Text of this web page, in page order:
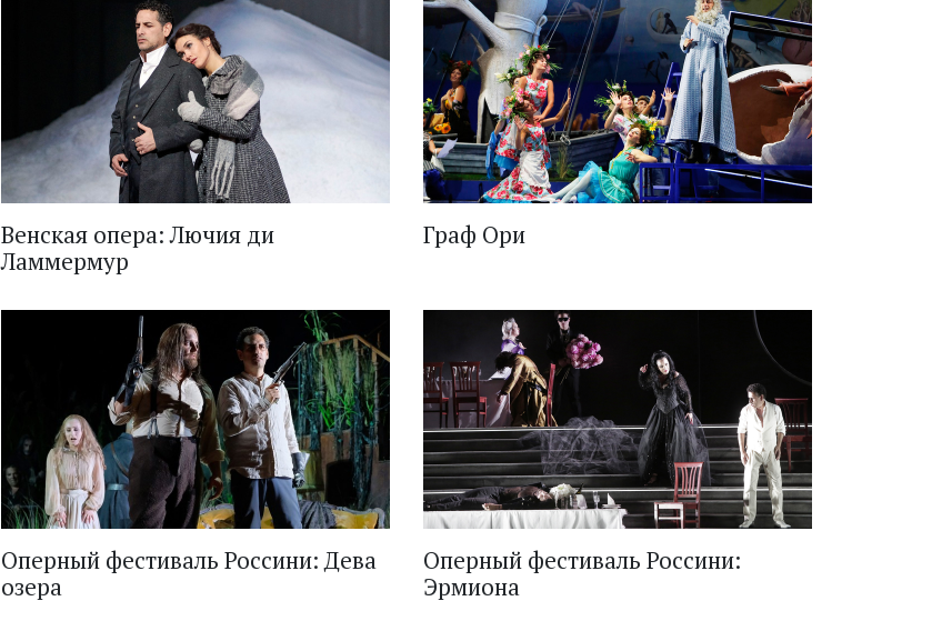
Венская опера: Лючия ди
Ламмермур
Граф Ори
Оперный фестиваль Россини: Дева
озера
Оперный фестиваль Россини:
Эрмиона